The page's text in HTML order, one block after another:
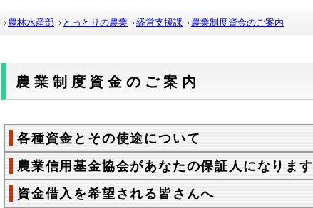
農林水産部 とっとりの農業 経営支援課 農業制度資金のご案内
農業制度資金のご案内
各種資金とその使途について
農業信用基金協会があなたの保証人になります
資金借入を希望される皆さんへ